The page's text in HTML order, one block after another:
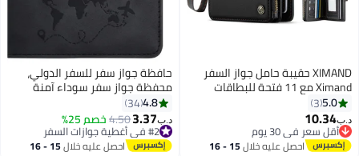
XIMAND حقيبة حامل جواز السفر
Ximand مع 11 فتحة للبطاقات
وجيب بسحاب لجواز السفر والنقود
والصور وحزام معصم مانع لتقنية
RFID للسفر
5.0
3
د.ب‏10.34
أقل سعر في 30 يوم
أقل سعر في 30 يوماحصل عليه خلال 15 - 16
حافظة جواز سفر للسفر الدولي،
محفظة جواز سفر سوداء آمنة
للسفر الدولي، حافظة جوازات للرجال
والنساء، إكسسوارات ضرورية للسفر
4.8
34
د.ب‏3.37
4.50خصم 25% #2 في أغطية جوازات السفر
تم بيع +10 مؤخرًا
#2 في أغطية جوازات السفر احصل عليه خلال 15 - 16